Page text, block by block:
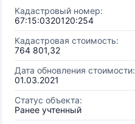
Кадастровый номер:
67:15:0320120:254
Кадастровая стоимость:
764 801,32
Дата обновления стоимости:
01.03.2021
Статус объекта:
Ранее учтенный